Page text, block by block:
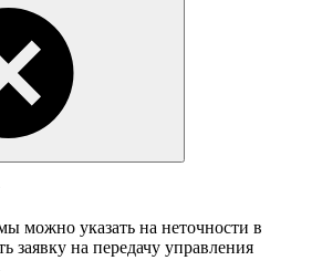
можно указать на неточности в
заявку на передачу управления